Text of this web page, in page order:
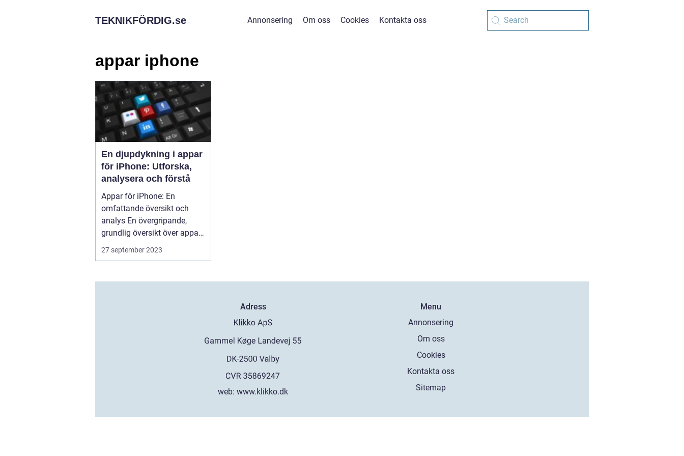
TEKNIKFÖRDIG.se Annonsering Om oss Cookies Kontakta oss
appar iphone
En djupdykning i appar
för iPhone: Utforska,
analysera och förstå
Appar för iPhone: En
omfattande översikt och
analys En övergripande,
grundlig översikt över appar
...
27 september 2023
Adress
web:www.klikko.dk
Menu
Annonsering
Om oss
Cookies
Kontakta oss
Sitemap